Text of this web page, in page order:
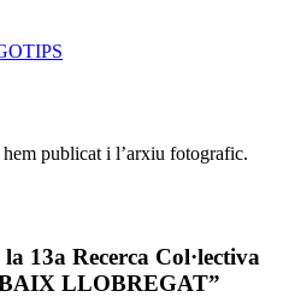
publicat i l’arxiu fotografic.
13a Recerca Col·lectiva
LLOBREGAT”